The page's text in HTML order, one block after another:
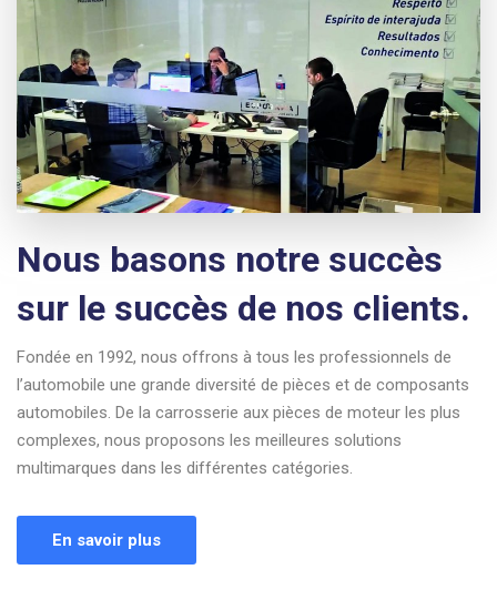
Nous basons notre succès
sur le succès de nos clients.
Fondée en 1992, nous offrons à tous les professionnels de
l’automobile une grande diversité de pièces et de composants
automobiles. De la carrosserie aux pièces de moteur les plus
complexes, nous proposons les meilleures solutions
multimarques dans les différentes catégories.
En savoir plus